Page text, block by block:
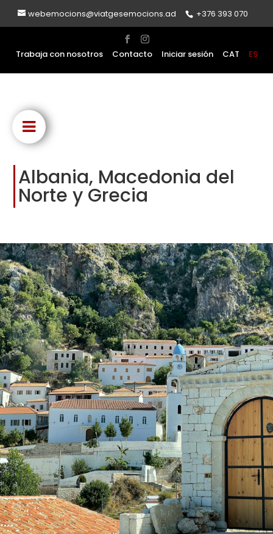
webemocions@viatgesemocions.ad +376 393 070
Trabaja con nosotros Contacto Iniciar sesión CAT ES
Albania, Macedonia del
Norte y Grecia